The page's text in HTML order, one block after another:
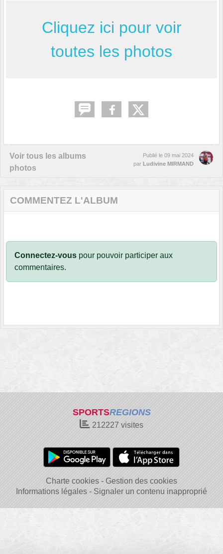
Cliquez ici pour voir
toutes les photos
Voir tous les albums
photos
Publié le 09 mai 2024
par Ludivine MIRMAND
COMMENTEZ L'ALBUM
Connectez-vous pour pouvoir participer aux
commentaires.
SPORTSREGIONS
212227 visites
Charte cookies
Gestion des cookies
Informations légales
Signaler un contenu inapproprié